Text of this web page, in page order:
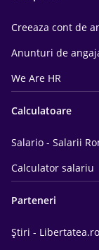
Creeaza cont de
Anunturi de
We Are HR
Calculatoare
Salario - Salarii
Calculator salariu
Parteneri
Știri - Libertatea.ro